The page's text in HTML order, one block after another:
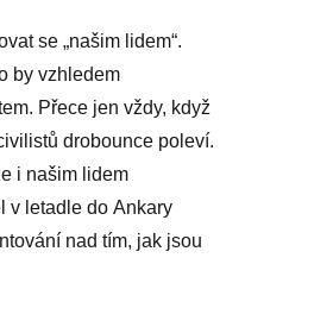
se „našim lidem“.
by vzhledem
Přece jen vždy, když
drobounce poleví.
i našim lidem
v letadle do Ankary
nad tím, jak jsou